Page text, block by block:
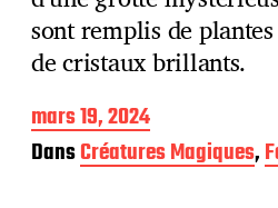
sont remplis de
de cristaux brillants.
D
a
t
mars 19, 2024
DansCréatures Magiques,